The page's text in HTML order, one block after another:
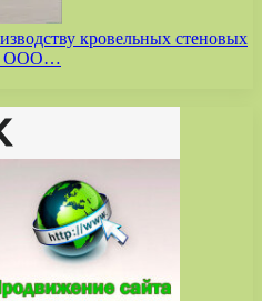
кровельных стеновых
ООО…